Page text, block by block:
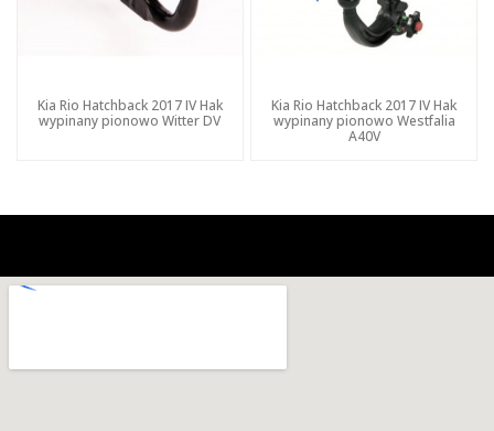
Kia Rio Hatchback 2017 IV Hak
wypinany pionowo Witter DV
Kia Rio Hatchback 2017 IV Hak
wypinany pionowo Westfalia
A40V